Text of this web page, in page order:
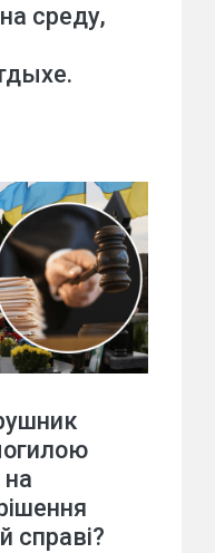
среду,
на
справі?